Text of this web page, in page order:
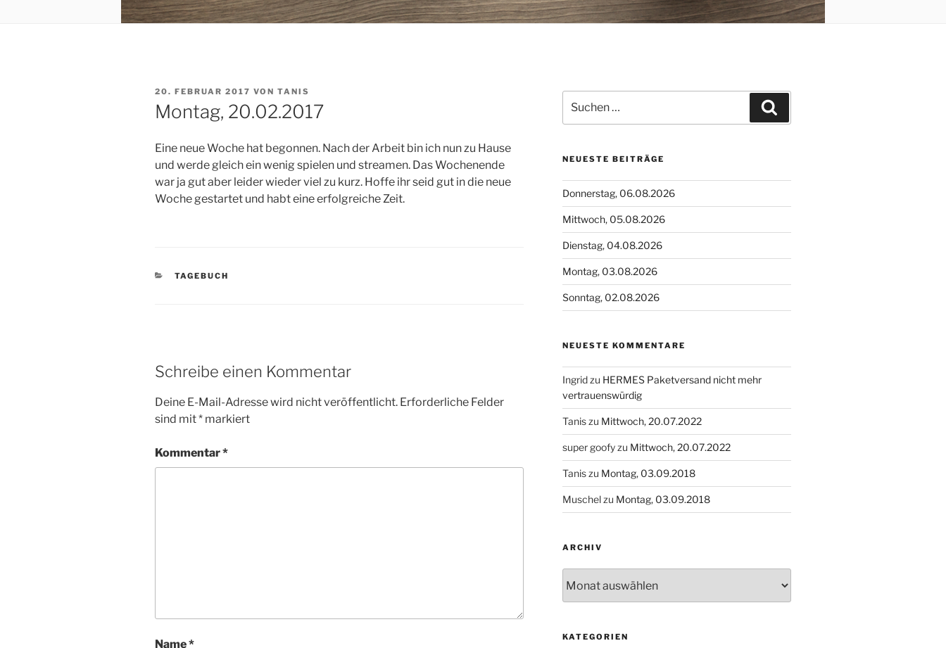
VERÖFFENTLICHT
AM
20. FEBRUAR 2017 VON TANIS
Montag, 20.02.2017
Eine neue Woche hat begonnen. Nach der Arbeit bin ich nun zu Hause
und werde gleich ein wenig spielen und streamen. Das Wochenende
war ja gut aber leider wieder viel zu kurz. Hoffe ihr seid gut in die neue
Woche gestartet und habt eine erfolgreiche Zeit.
KATEGORIEN
TAGEBUCH
Schreibe einen Kommentar
Deine E-Mail-Adresse wird nicht veröffentlicht. Erforderliche Felder
sind mit* markiert
Kommentar*
Name*
nach:
NEUESTE BEITRÄGE
Donnerstag, 06.08.2026
Mittwoch, 05.08.2026
Dienstag, 04.08.2026
Montag, 03.08.2026
Sonntag, 02.08.2026
NEUESTE KOMMENTARE
Ingridzu HERMES Paketversand nicht mehr
vertrauenswürdig
Taniszu Mittwoch, 20.07.2022
super goofyzu Mittwoch, 20.07.2022
Taniszu Montag, 03.09.2018
Muschelzu Montag, 03.09.2018
ARCHIV
KATEGORIEN